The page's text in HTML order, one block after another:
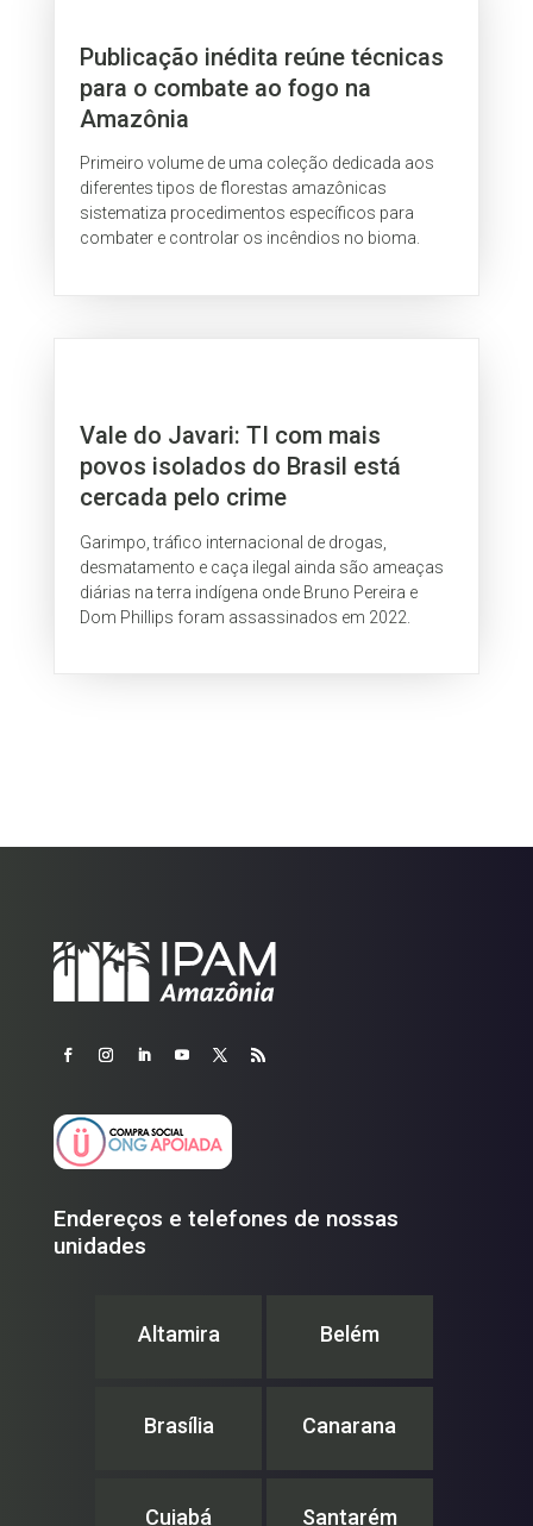
Publicação inédita reúne técnicas
para o combate ao fogo na
Amazônia
Primeiro volume de uma coleção dedicada aos
diferentes tipos de florestas amazônicas
sistematiza procedimentos específicos para
combater e controlar os incêndios no bioma.
Vale do Javari: TI com mais
povos isolados do Brasil está
cercada pelo crime
Garimpo, tráfico internacional de drogas,
desmatamento e caça ilegal ainda são ameaças
diárias na terra indígena onde Bruno Pereira e
Dom Phillips foram assassinados em 2022.
Endereços e telefones de nossas
unidades
Altamira Belém
Brasília Canarana
Cuiabá Santarém